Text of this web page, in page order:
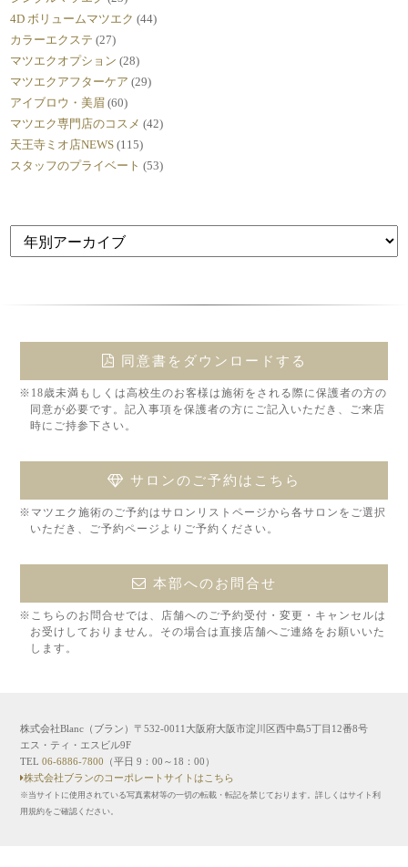
4D ボリュームマツエク (44)
カラーエクステ (27)
マツエクオプション (28)
マツエクアフターケア (29)
アイブロウ・美眉 (60)
マツエク専門店のコスメ (42)
天王寺ミオ店NEWS (115)
スタッフのプライベート (53)
同意書をダウンロードする
※18歳未満もしくは高校生のお客様は施術をされる際に保護者の方の
同意が必要です。記入事項を保護者の方にご記入いただき、ご来店
時にご持参下さい。
サロンのご予約はこちら
※マツエク施術のご予約はサロンリストページから各サロンをご選択
いただき、ご予約ページよりご予約ください。
本部へのお問合せ
※こちらのお問合せでは、店舗へのご予約受付・変更・キャンセルは
お受けしておりません。その場合は直接店舗へご連絡をお願いいた
します。
株式会社Blanc（ブラン）〒532-0011大阪府大阪市淀川区西中島5丁目12番8号
エス・ティ・エスビル9F
TEL06-6886-7800
（平日 9：00～18：00）
株式会社ブランのコーポレートサイトはこちら
※当サイトに使用されている写真素材等の一切の転載・転記を禁じております。詳しくはサイト利
用規約をご確認ください。